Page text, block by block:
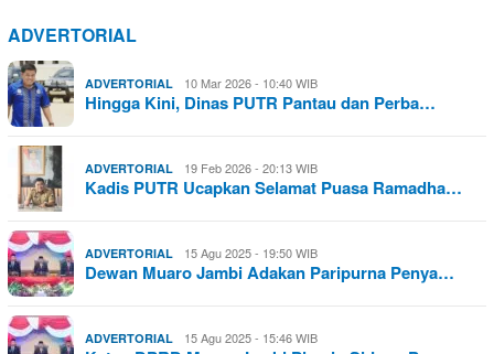
ADVERTORIAL
ADVERTORIAL 10 Mar 2026 - 10:40 WIB
Hingga Kini, Dinas PUTR Pantau dan Perba…
ADVERTORIAL 19 Feb 2026 - 20:13 WIB
Kadis PUTR Ucapkan Selamat Puasa Ramadha…
ADVERTORIAL 15 Agu 2025 - 19:50 WIB
Dewan Muaro Jambi Adakan Paripurna Penya…
ADVERTORIAL 15 Agu 2025 - 15:46 WIB